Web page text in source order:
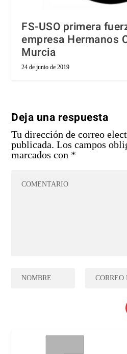
FS-USO primera
empresa Hermanos
Murcia
24 de junio de 2019
Deja una respuesta
Tu dirección de correo
publicada. Los campos
marcados con *